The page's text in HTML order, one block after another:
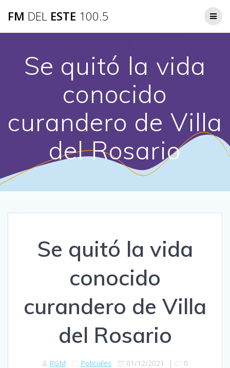
FM DEL ESTE 100.5
Se quitó la vida
conocido
curandero de Villa
del Rosario
Se quitó la vida
conocido
curandero de Villa
del Rosario
RGM Policiales 01/12/2021 | 0